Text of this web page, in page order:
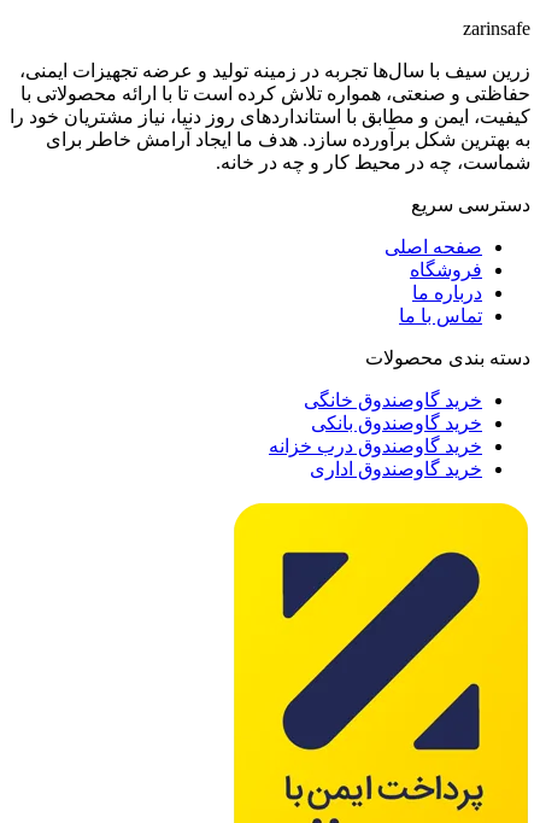
zarinsafe
زرین سیف با سال‌ها تجربه در زمینه تولید و عرضه تجهیزات ایمنی،
حفاظتی و صنعتی، همواره تلاش کرده است تا با ارائه محصولاتی با
کیفیت، ایمن و مطابق با استانداردهای روز دنیا، نیاز مشتریان خود را
به بهترین شکل برآورده سازد. هدف ما ایجاد آرامش خاطر برای
شماست، چه در محیط کار و چه در خانه.
دسترسی سریع
صفحه اصلی
فروشگاه
درباره ما
تماس با ما
دسته بندی محصولات
خرید گاوصندوق خانگی
خرید گاوصندوق بانکی
خرید گاوصندوق درب خزانه
خرید گاوصندوق اداری